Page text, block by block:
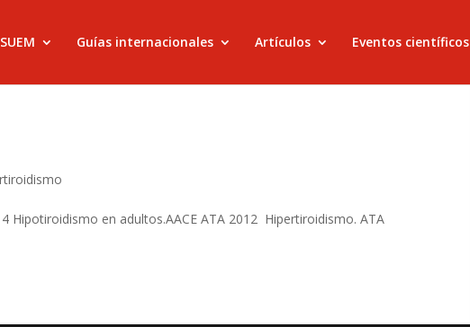
Guías internacionales Artículos Eventos científicos
Hipotiroidismo en adultos.AACE ATA 2012 Hipertiroidismo. ATA